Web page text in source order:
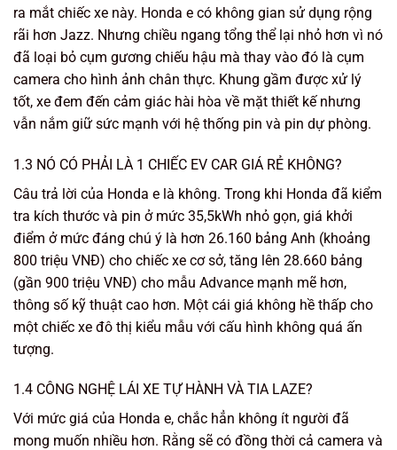
ra mắt chiếc xe này. Honda e có không gian sử dụng rộng
rãi hơn Jazz. Nhưng chiều ngang tổng thể lại nhỏ hơn vì nó
đã loại bỏ cụm gương chiếu hậu mà thay vào đó là cụm
camera cho hình ảnh chân thực. Khung gầm được xử lý
tốt, xe đem đến cảm giác hài hòa về mặt thiết kế nhưng
vẫn nắm giữ sức mạnh với hệ thống pin và pin dự phòng.
1.3 NÓ CÓ PHẢI LÀ 1 CHIẾC EV CAR GIÁ RẺ KHÔNG?
Câu trả lời của Honda e là không. Trong khi Honda đã kiểm
tra kích thước và pin ở mức 35,5kWh nhỏ gọn, giá khởi
điểm ở mức đáng chú ý là hơn 26.160 bảng Anh (khoảng
800 triệu VNĐ) cho chiếc xe cơ sở, tăng lên 28.660 bảng
(gần 900 triệu VNĐ) cho mẫu Advance mạnh mẽ hơn,
thông số kỹ thuật cao hơn. Một cái giá không hề thấp cho
một chiếc xe đô thị kiểu mẫu với cấu hình không quá ấn
tượng.
1.4 CÔNG NGHỆ LÁI XE TỰ HÀNH VÀ TIA LAZE?
Với mức giá của Honda e, chắc hẳn không ít người đã
mong muốn nhiều hơn. Rằng sẽ có đồng thời cả camera và